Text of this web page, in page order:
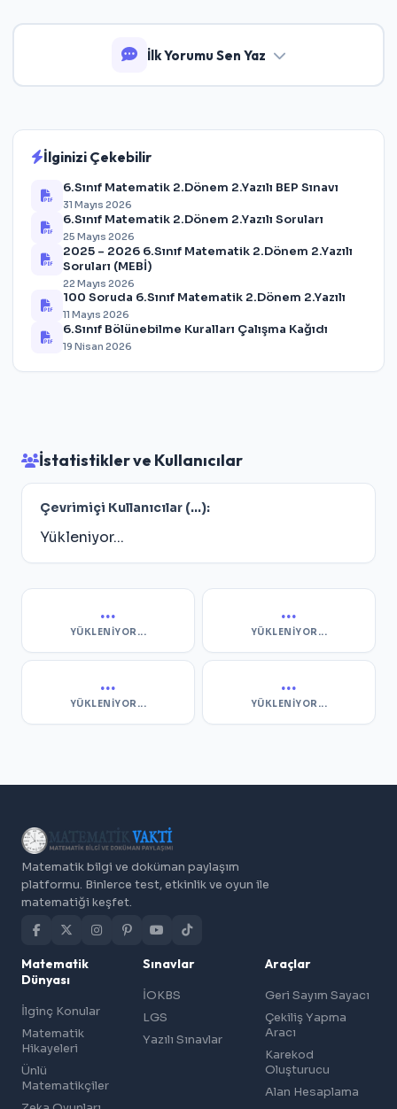
İlk Yorumu Sen Yaz
İlginizi Çekebilir
6.Sınıf Matematik 2.Dönem 2.Yazılı BEP Sınavı
31 Mayıs 2026
6.Sınıf Matematik 2.Dönem 2.Yazılı Soruları
25 Mayıs 2026
2025 – 2026 6.Sınıf Matematik 2.Dönem 2.Yazılı
Soruları (MEBİ)
22 Mayıs 2026
100 Soruda 6.Sınıf Matematik 2.Dönem 2.Yazılı
11 Mayıs 2026
6.Sınıf Bölünebilme Kuralları Çalışma Kağıdı
19 Nisan 2026
İstatistikler ve Kullanıcılar
Çevrimiçi Kullanıcılar (...):
Yükleniyor...
...
YÜKLENIYOR...
...
YÜKLENIYOR...
...
YÜKLENIYOR...
...
YÜKLENIYOR...
Matematik bilgi ve doküman paylaşım
platformu. Binlerce test, etkinlik ve oyun ile
matematiği keşfet.
Matematik
Dünyası
İlginç Konular
Matematik
Hikayeleri
Ünlü
Matematikçiler
Sınavlar
İOKBS
LGS
Yazılı Sınavlar
Araçlar
Geri Sayım Sayacı
Çekiliş Yapma
Aracı
Karekod
Oluşturucu
Alan Hesaplama